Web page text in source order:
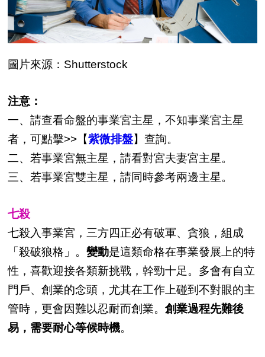
圖片來源：Shutterstock
注意：
一、請查看命盤的事業宮主星，不知事業宮主星
者，可點擊>>【紫微排盤】查詢。
二、若事業宮無主星，請看對宮夫妻宮主星。
三、若事業宮雙主星，請同時參考兩邊主星。
七殺
七殺入事業宮，三方四正必有破軍、貪狼，組成
「殺破狼格」。變動是這類命格在事業發展上的特
性，喜歡迎接各類新挑戰，幹勁十足。多會有自立
門戶、創業的念頭，尤其在工作上碰到不對眼的主
管時，更會因難以忍耐而創業。創業過程先難後
易，需要耐心等候時機。